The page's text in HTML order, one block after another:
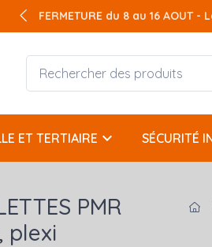
FERMETURE du 8 au 16
ET TERTIAIRE keyboard_arrow_down SÉCURITÉ
PMR
plexi